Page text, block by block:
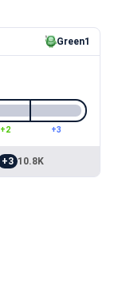
Green1
+2 +3
+3 10.8K